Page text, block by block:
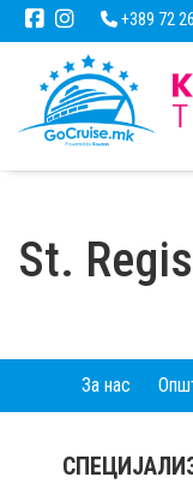
+389 72
St.
За нас